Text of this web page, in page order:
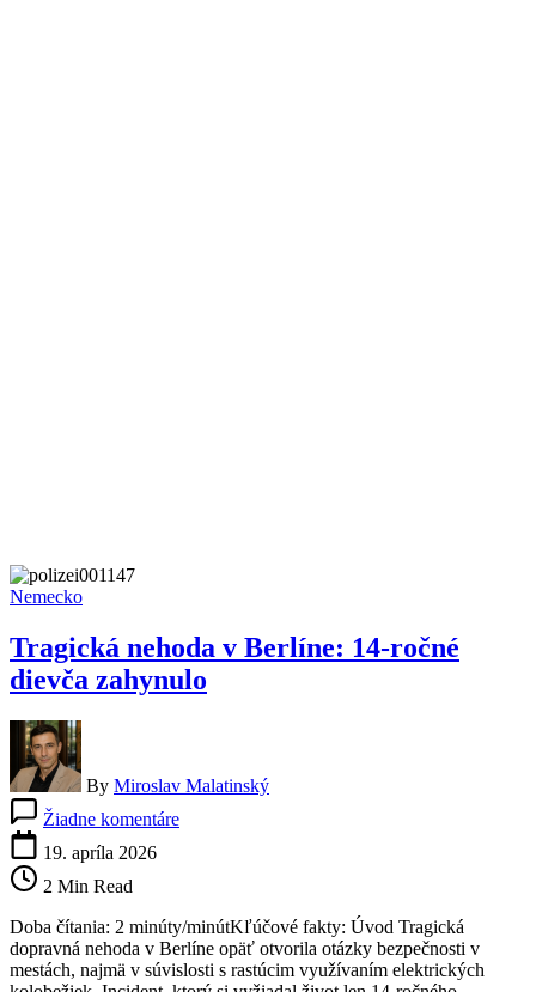
Nemecko
Tragická nehoda v Berlíne: 14-ročné
dievča zahynulo
By Miroslav Malatinský
Žiadne komentáreTragická
ročné
dievča
zahynulo
19. apríla 2026
2 Min Read
Doba čítania: 2 minúty/minútKľúčové fakty: Úvod Tragická
dopravná nehoda v Berlíne opäť otvorila otázky bezpečnosti v
mestách, najmä v súvislosti s rastúcim využívaním elektrických